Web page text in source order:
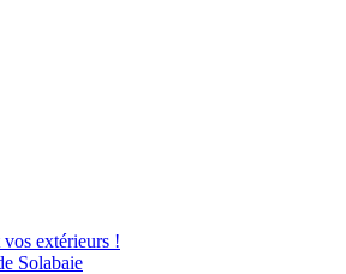
extérieurs !
Solabaie